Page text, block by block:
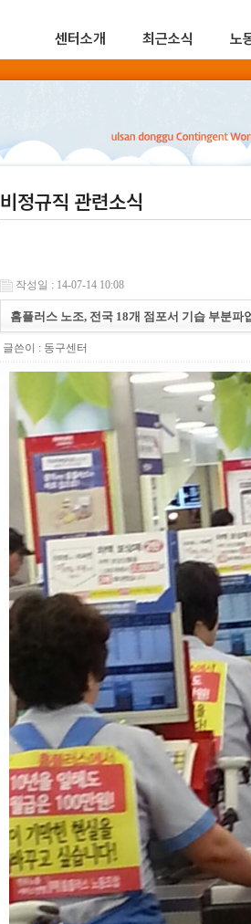
센터소개 최근소식 노
비정규직 관련소식
작성일 : 14-07-14 10:08
홈플러스 노조, 전국 18개 점포서 기습 부분파
글쓴이 : 동구센터